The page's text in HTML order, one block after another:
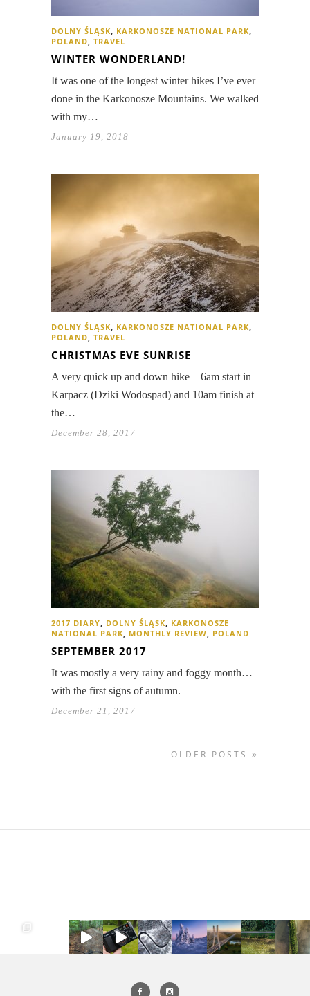
DOLNY ŚLĄSK KARKONOSZE NATIONAL PARK
POLAND TRAVEL
WINTER WONDERLAND!
It was one of the longest winter hikes I’ve ever
done in the Karkonosze Mountains. We walked
with my…
January 19, 2018
DOLNY ŚLĄSK KARKONOSZE NATIONAL PARK
POLAND TRAVEL
CHRISTMAS EVE SUNRISE
A very quick up and down hike – 6am start in
Karpacz (Dziki Wodospad) and 10am finish at
the…
December 28, 2017
2017 DIARY DOLNY ŚLĄSK
KARKONOSZE
NATIONAL PARK
MONTHLY REVIEW POLAND
SEPTEMBER 2017
It was mostly a very rainy and foggy month…
with the first signs of autumn.
December 21, 2017
OLDER POSTS